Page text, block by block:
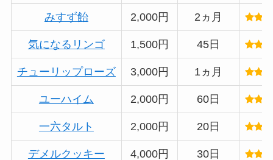
みすず飴 2,000円 2ヵ月
気になるリンゴ 1,500円 45日
チューリップローズ 3,000円 1ヵ月
ユーハイム 2,000円 60日
一六タルト 2,000円 20日
デメルクッキー 4,000円 30日